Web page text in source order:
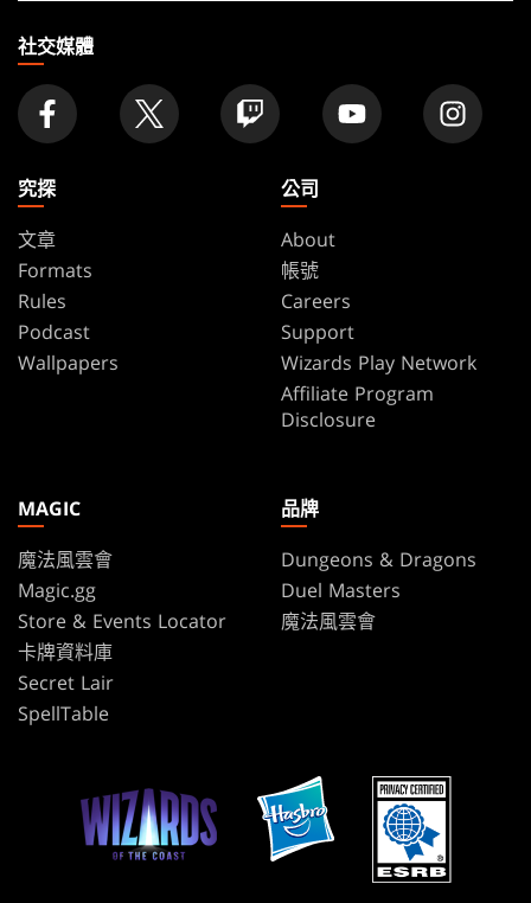
家
社交媒體
究探
文章
Formats
Rules
Podcast
Wallpapers
公司
About
帳號
Careers
Support
Wizards Play Network
Affiliate Program
Disclosure
MAGIC
魔法風雲會
Magic.gg
Store & Events Locator
卡牌資料庫
Secret Lair
SpellTable
品牌
Dungeons & Dragons
Duel Masters
魔法風雲會